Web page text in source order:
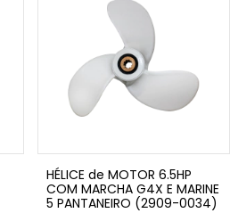
HÉLICE de MOTOR 6.5HP
COM MARCHA G4X E MARINE
5 PANTANEIRO (2909-0034)